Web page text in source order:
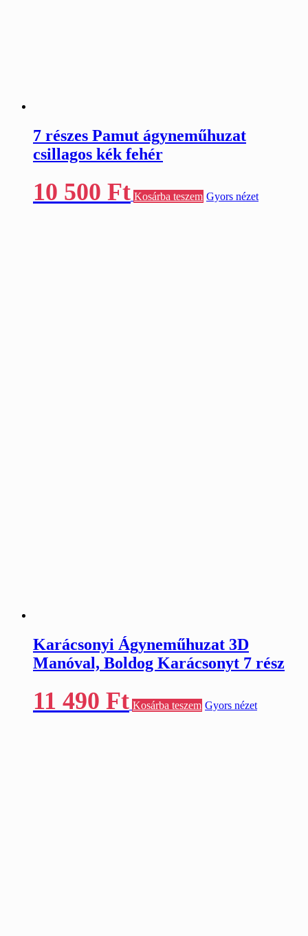
7 részes Pamut ágyneműhuzat
csillagos kék fehér
10 500 Ft Kosárba teszem Gyors nézet
Karácsonyi Ágyneműhuzat 3D
Manóval, Boldog Karácsonyt 7 rész
11 490 Ft Kosárba teszem Gyors nézet